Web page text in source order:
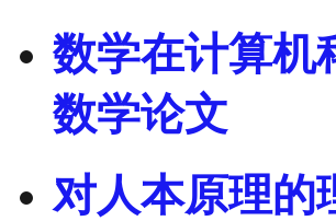
数学在计算机
数学论文
对人本原理的